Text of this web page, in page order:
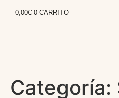
0,00€ 0 CARRITO
Categoría: